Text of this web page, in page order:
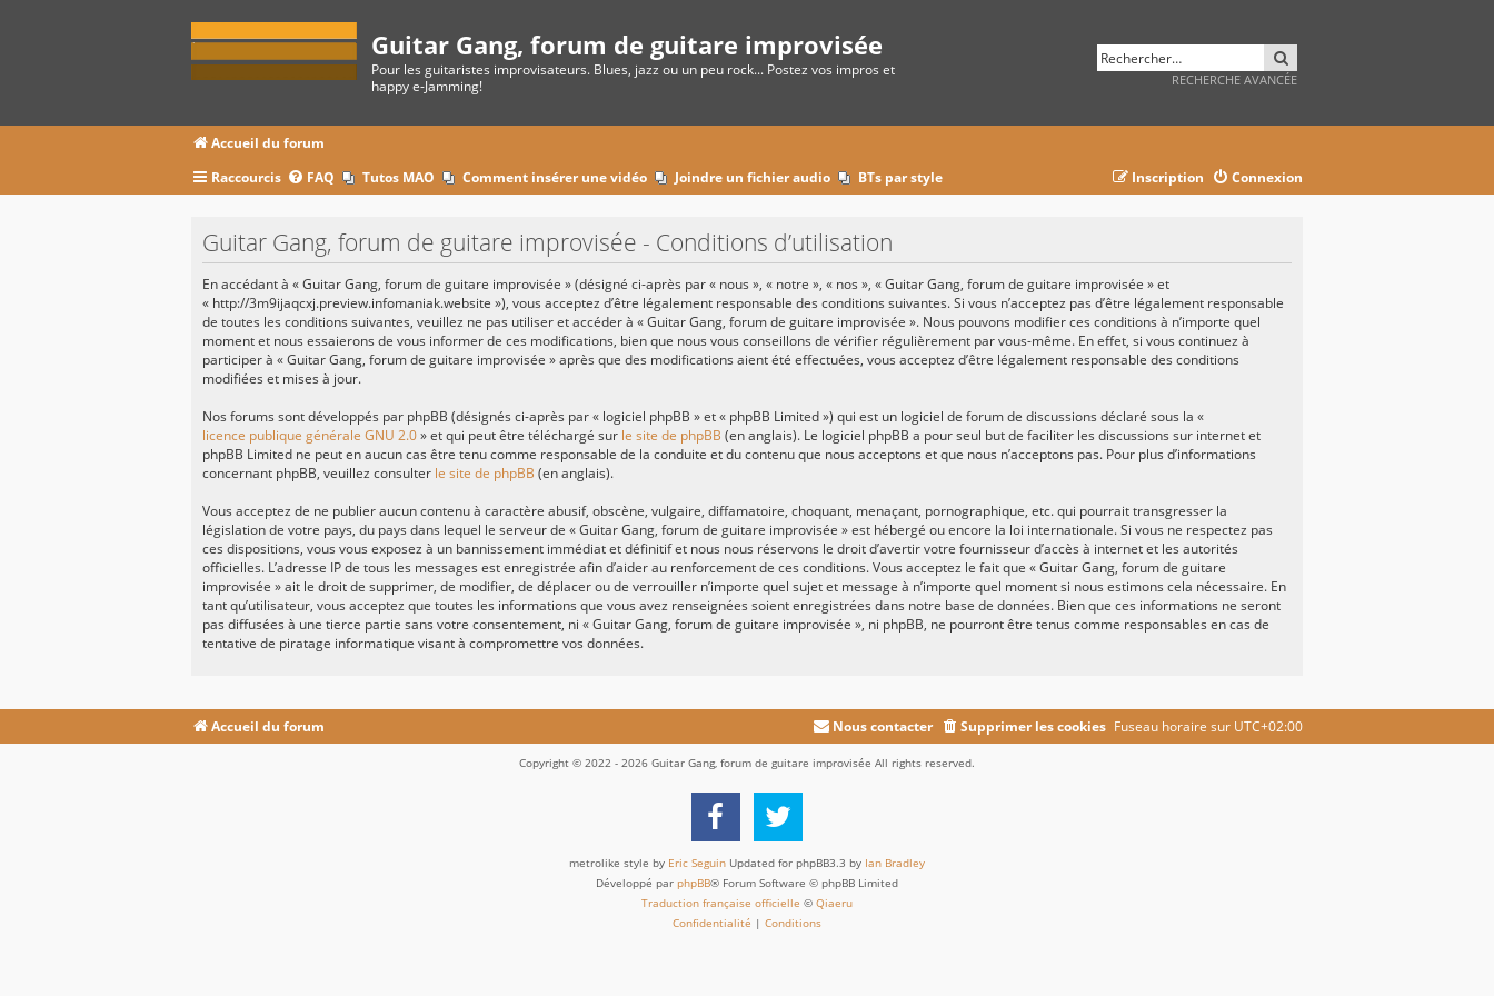
Guitar Gang, forum de guitare improvisée
Pour les guitaristes improvisateurs. Blues, jazz ou un peu rock... Postez vos impros et
happy e-Jamming!
RECHERCHE AVANCÉE
Accueil du forum
Raccourcis
FAQ Tutos MAO Comment insérer une vidéo Joindre un fichier audio BTs par style Connexion
Inscription
Guitar Gang, forum de guitare improvisée - Conditions d’utilisation
En accédant à « Guitar Gang, forum de guitare improvisée » (désigné ci-après par « nous », « notre », « nos », « Guitar Gang, forum de guitare improvisée » et
« http://3m9ijaqcxj.preview.infomaniak.website »), vous acceptez d’être légalement responsable des conditions suivantes. Si vous n’acceptez pas d’être légalement responsable
de toutes les conditions suivantes, veuillez ne pas utiliser et accéder à « Guitar Gang, forum de guitare improvisée ». Nous pouvons modifier ces conditions à n’importe quel
moment et nous essaierons de vous informer de ces modifications, bien que nous vous conseillons de vérifier régulièrement par vous-même. En effet, si vous continuez à
participer à « Guitar Gang, forum de guitare improvisée » après que des modifications aient été effectuées, vous acceptez d’être légalement responsable des conditions
modifiées et mises à jour.
Nos forums sont développés par phpBB (désignés ci-après par « logiciel phpBB » et « phpBB Limited ») qui est un logiciel de forum de discussions déclaré sous la «
licence publique générale GNU 2.0» et qui peut être téléchargé sur le site de phpBB (en anglais). Le logiciel phpBB a pour seul but de faciliter les discussions sur internet et
phpBB Limited ne peut en aucun cas être tenu comme responsable de la conduite et du contenu que nous acceptons et que nous n’acceptons pas. Pour plus d’informations
concernant phpBB, veuillez consulter le site de phpBB (en anglais).
Vous acceptez de ne publier aucun contenu à caractère abusif, obscène, vulgaire, diffamatoire, choquant, menaçant, pornographique, etc. qui pourrait transgresser la
législation de votre pays, du pays dans lequel le serveur de « Guitar Gang, forum de guitare improvisée » est hébergé ou encore la loi internationale. Si vous ne respectez pas
ces dispositions, vous vous exposez à un bannissement immédiat et définitif et nous nous réservons le droit d’avertir votre fournisseur d’accès à internet et les autorités
officielles. L’adresse IP de tous les messages est enregistrée afin d’aider au renforcement de ces conditions. Vous acceptez le fait que « Guitar Gang, forum de guitare
improvisée » ait le droit de supprimer, de modifier, de déplacer ou de verrouiller n’importe quel sujet et message à n’importe quel moment si nous estimons cela nécessaire. En
tant qu’utilisateur, vous acceptez que toutes les informations que vous avez renseignées soient enregistrées dans notre base de données. Bien que ces informations ne seront
pas diffusées à une tierce partie sans votre consentement, ni « Guitar Gang, forum de guitare improvisée », ni phpBB, ne pourront être tenus comme responsables en cas de
tentative de piratage informatique visant à compromettre vos données.
Accueil du forum Fuseau horaire sur UTC+02:00
Supprimer les cookies
Nous contacter
Copyright © 2022 - 2026 Guitar Gang, forum de guitare improvisée All rights reserved.
metrolike style by Eric Seguin Updated for phpBB3.3 by Ian Bradley
Développé par phpBB® Forum Software © phpBB Limited
Traduction française officielle © Qiaeru
Confidentialité | Conditions